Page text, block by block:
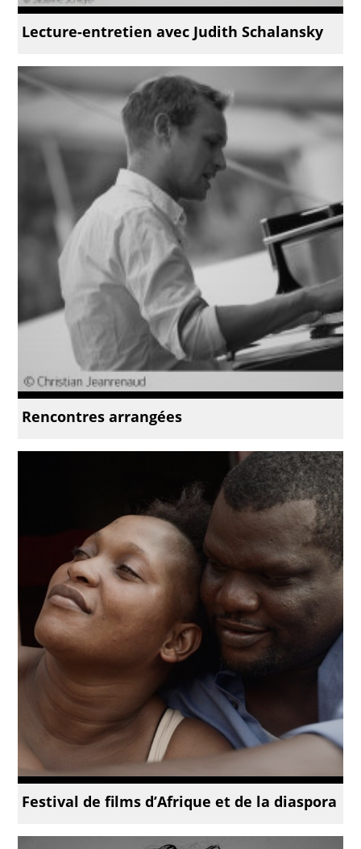
Lecture-entretien avec Judith Schalansky
Rencontres arrangées
Festival de films d’Afrique et de la diaspora